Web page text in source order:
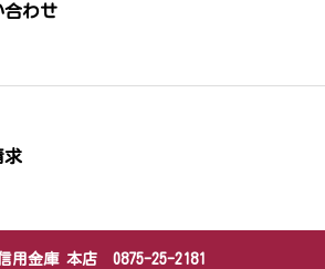
合わせ
求
用金庫 本店 0875-25-2181